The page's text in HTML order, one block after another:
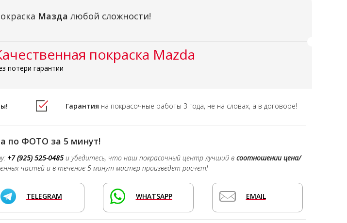
Мазда любой сложности!
покраска Mazda
потери гарантии
Гарантия на покрасочные работы 3 года, не на словах, а в договоре!
по ФОТО за 5 минут!
+7 (925) 525-0485 и убедитесь, что наш покрасочный центр лучший всоотношении цена/
частей и в течение 5 минут мастер произведет расчет!
TELEGRAM WHATSAPP EMAIL